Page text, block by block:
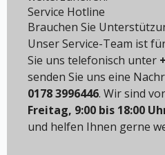
Service Hotline
Brauchen Sie
Unser Service-Team ist
Sie uns telefonisch unter
senden Sie uns eine
0178 3996446. Wir sind
Freitag, 9:00 bis 18:00
und helfen Ihnen gerne